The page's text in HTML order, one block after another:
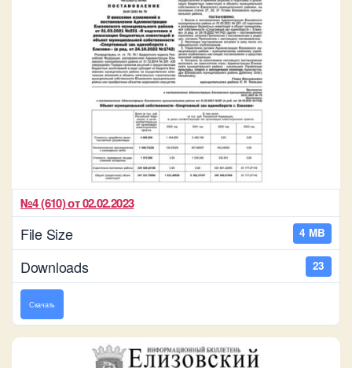
№4 (610) от 02.02.2023
File Size 4 MB
Downloads 23
Скачать